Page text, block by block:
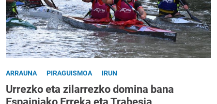
ARRAUNA PIRAGUISMOA IRUN
Urrezko eta zilarrezko domina bana